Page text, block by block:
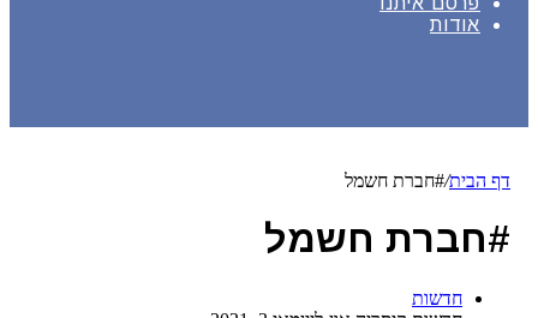
אודות
דף הבית/#חברת חשמל
#חברת חשמל
חדשות